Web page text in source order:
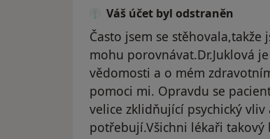
Váš účet byl odstraněn
Často jsem se
mohu porovnávat.Dr.Juklová
vědomosti a o mém
pomoci mi. Opravdu se
velice zklidňující psychický
potřebují.Všichni lékaři takový